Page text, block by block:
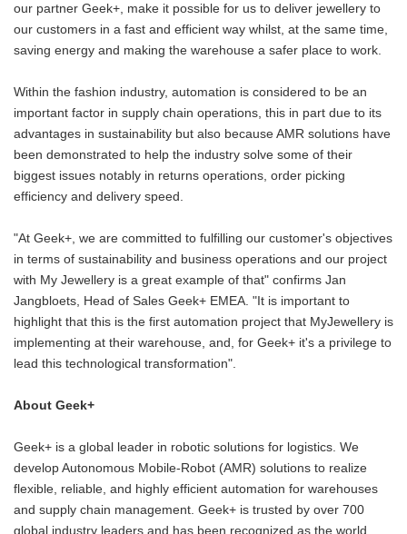
our partner Geek+, make it possible for us to deliver jewellery to
our customers in a fast and efficient way whilst, at the same time,
saving energy and making the warehouse a safer place to work.
Within the fashion industry, automation is considered to be an
important factor in supply chain operations, this in part due to its
advantages in sustainability but also because AMR solutions have
been demonstrated to help the industry solve some of their
biggest issues notably in returns operations, order picking
efficiency and delivery speed.
"At Geek+, we are committed to fulfilling our customer's objectives
in terms of sustainability and business operations and our project
with My Jewellery is a great example of that" confirms Jan
Jangbloets, Head of Sales Geek+ EMEA. "It is important to
highlight that this is the first automation project that MyJewellery is
implementing at their warehouse, and, for Geek+ it's a privilege to
lead this technological transformation".
About Geek+
Geek+ is a global leader in robotic solutions for logistics. We
develop Autonomous Mobile-Robot (AMR) solutions to realize
flexible, reliable, and highly efficient automation for warehouses
and supply chain management. Geek+ is trusted by over 700
global industry leaders and has been recognized as the world